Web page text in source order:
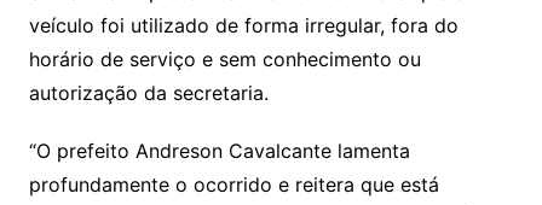
veículo foi utilizado de forma irregular, fora do
horário de serviço e sem conhecimento ou
autorização da secretaria.
“O prefeito Andreson Cavalcante lamenta
profundamente o ocorrido e reitera que está